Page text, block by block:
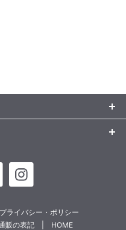
プライバシー・ポリシー
販の表記
HOME